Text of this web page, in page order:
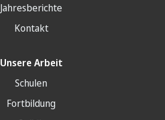
Jahresberichte
Kontakt
Unsere Arbeit
Schulen
Fortbildung